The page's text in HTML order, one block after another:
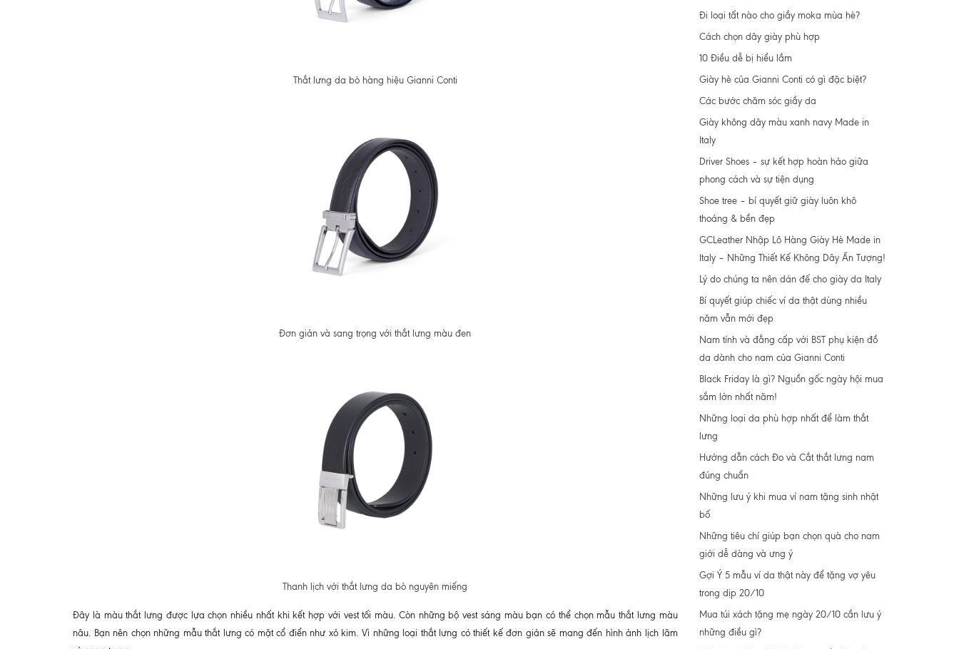
Thắt lưng da bò hàng hiệu Gianni Conti
Đơn giản và sang trọng với thắt lưng màu đen
Thanh lịch với thắt lưng da bò nguyên miếng
Đây là màu thắt lưng được lựa chọn nhiều nhất khi kết hợp với vest tối màu. Còn những bộ vest sáng màu bạn có thể chọn mẫu thắt lưng màu
nâu. Bạn nên chọn những mẫu thắt lưng có mặt cổ điển như xỏ kim. Vì những loại thắt lưng có thiết kế đơn giản sẽ mang đến hình ảnh lịch lãm
Đi loại tất nào cho giầy moka mùa hè?
Cách chọn dây giày phù hợp
10 Điều dễ bị hiểu lầm
Giày hè của Gianni Conti có gì đặc biệt?
Các bước chăm sóc giầy da
Giày không dây màu xanh navy Made in
Italy
Driver Shoes – sự kết hợp hoàn hảo giữa
phong cách và sự tiện dụng
Shoe tree – bí quyết giữ giày luôn khô
thoáng & bền đẹp
GCLeather Nhập Lô Hàng Giày Hè Made in
Italy – Những Thiết Kế Không Dây Ấn Tượng!
Lý do chúng ta nên dán đế cho giày da Italy
Bí quyết giúp chiếc ví da thật dùng nhiều
năm vẫn mới đẹp
Nam tính và đẳng cấp với BST phụ kiện đồ
da dành cho nam của Gianni Conti
Black Friday là gì? Nguồn gốc ngày hội mua
sắm lớn nhất năm!
Những loại da phù hợp nhất để làm thắt
lưng
Hướng dẫn cách Đo và Cắt thắt lưng nam
đúng chuẩn
Những lưu ý khi mua ví nam tặng sinh nhật
bố
Những tiêu chí giúp bạn chọn quà cho nam
giới dễ dàng và ưng ý
Gợi Ý 5 mẫu ví da thật này để tặng vợ yêu
trong dịp 20/10
Mua túi xách tặng mẹ ngày 20/10 cần lưu ý
những điều gì?